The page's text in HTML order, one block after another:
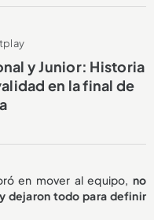
y Junior: Historia
en la final de
en mover al equipo, no
dejaron todo para definir